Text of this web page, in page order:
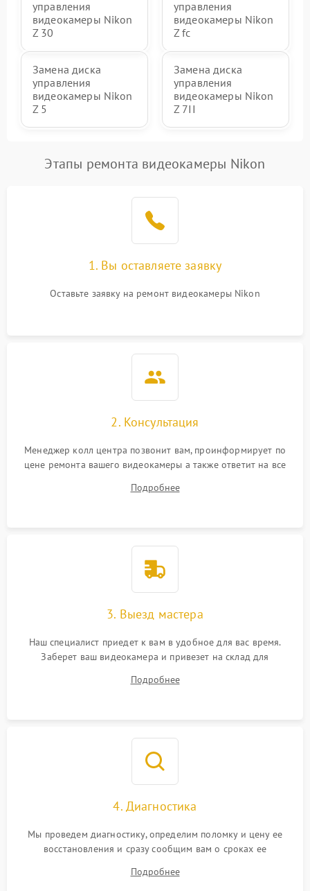
управления
видеокамеры Nikon
Z 30
управления
видеокамеры Nikon
Z fc
Замена диска
управления
видеокамеры Nikon
Z 5
Замена диска
управления
видеокамеры Nikon
Z 7II
Этапы ремонта видеокамеры Nikon
1. Вы оставляете заявку
Оставьте заявку на ремонт видеокамеры Nikon
2. Консультация
Менеджер колл центра позвонит вам, проинформирует по
цене ремонта вашего видеокамеры а также ответит на все
Подробнее
3. Выезд мастера
Наш специалист приедет к вам в удобное для вас время.
Заберет ваш видеокамера и привезет на склад для
Подробнее
4. Диагностика
Мы проведем диагностику, определим поломку и цену ее
восстановления и сразу сообщим вам о сроках ее
Подробнее